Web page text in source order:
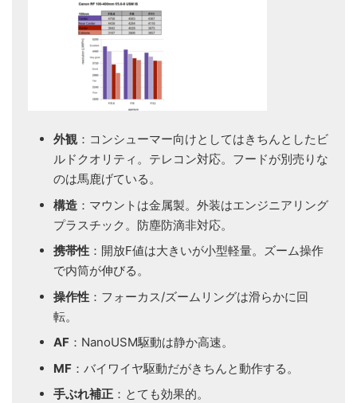
外観 ：コンシューマー向けとしてはきちんとしたビ
ルドクオリティ。テレコン対応。フードが別売りな
のは馬鹿げている。
構造 ：マウントは金属製。外装はエンジニアリング
プラスチック。防塵防滴非対応。
携帯性 ：開放F値は大きいが小型軽量。ズーム操作
で内筒が伸びる。
操作性 ：フォーカス/ズームリングは滑らかに回
転。
AF ：NanoUSM駆動は静か高速。
MF ：バイワイヤ駆動だがきちんと動作する。
手ぶれ補正 ：とても効果的。